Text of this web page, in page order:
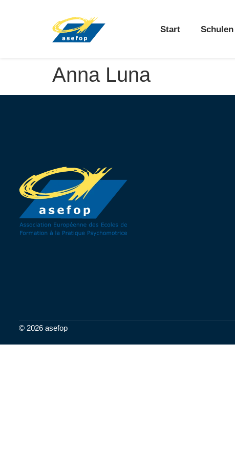
Start Schulen
Anna Luna
© 2026 asefop